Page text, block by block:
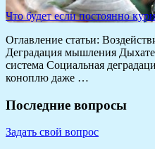
Что будет если постоянно
Оглавление статьи:
Деградация мышления
система Социальная
коноплю даже …
Последние вопросы
Задать свой вопрос